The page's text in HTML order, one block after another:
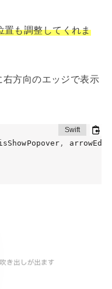
置も調整してくれま
方向のエッジで表示
, arrowEdge